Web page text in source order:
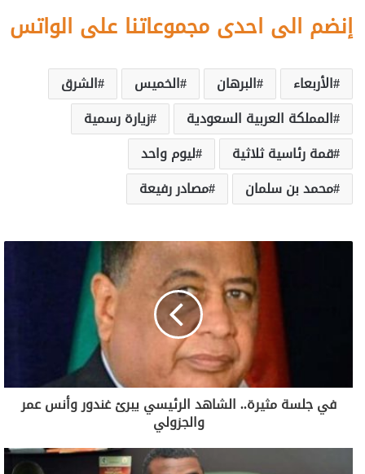
إنضم الى احدى مجموعاتنا على الواتس
الأربعاء البرهان الخميس
الشرق
المملكة العربية السعودية
زيارة رسمية
قمة رئاسية ثلاثية
ليوم واحد
محمد بن سلمان
مصادر رفيعة
في جلسة مثيرة.. الشاهد الرئيسي يبرئ غندور وأنس عمر
والجزولي